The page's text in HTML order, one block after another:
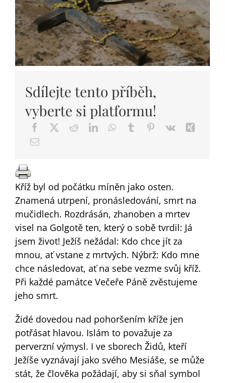
DARY
Sdílejte tento příběh,
vyberte si platformu!
Kříž byl od počátku míněn jako osten.
Znamená utrpení, pronásledování, smrt na
mučidlech. Rozdrásán, zhanoben a mrtev
visel na Golgotě ten, který o sobě tvrdil: Já
jsem život! Ježíš nežádal: Kdo chce jít za
mnou, ať vstane z mrtvých. Nýbrž: Kdo mne
chce následovat, ať na sebe vezme svůj kříž.
Při každé památce Večeře Páně zvěstujeme
jeho smrt.
Židé dovedou nad pohoršením kříže jen
potřásat hlavou. Islám to považuje za
perverzní výmysl. I ve sborech Židů, kteří
Ježíše vyznávají jako svého Mesiáše, se může
stát, že člověka požádají, aby si sňal symbol